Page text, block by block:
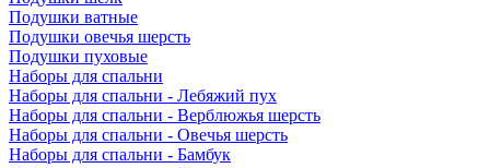
Подушки ватные
Подушки овечья шерсть
Подушки пуховые
Наборы для спальни
Наборы для спальни - Лебяжий пух
Наборы для спальни - Верблюжья шерсть
Наборы для спальни - Овечья шерсть
Наборы для спальни - Бамбук